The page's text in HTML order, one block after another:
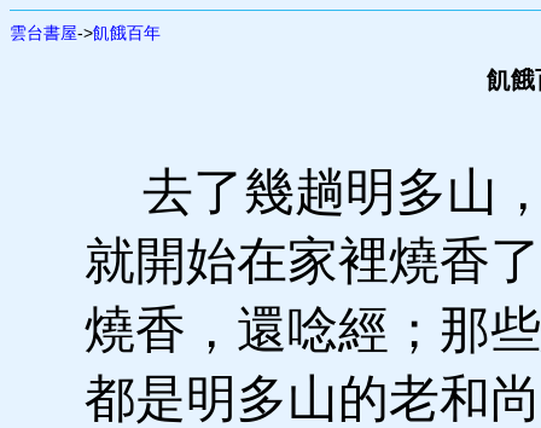
雲台書屋->飢餓百年
飢
去了幾趟明多山
就開始在家裡燒香
燒香，還唸經；那
都是明多山的老和